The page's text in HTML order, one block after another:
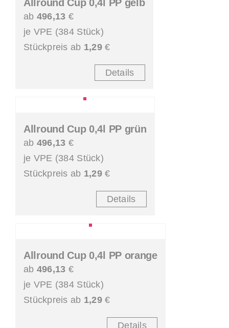
Allround Cup 0,4l PP gelb
ab 496,13 €
je VPE (384 Stück)
Stückpreis ab 1,29€
Details
Allround Cup 0,4l PP grün
ab 496,13 €
je VPE (384 Stück)
Stückpreis ab 1,29€
Details
Allround Cup 0,4l PP orange
ab 496,13 €
je VPE (384 Stück)
Stückpreis ab 1,29€
Details